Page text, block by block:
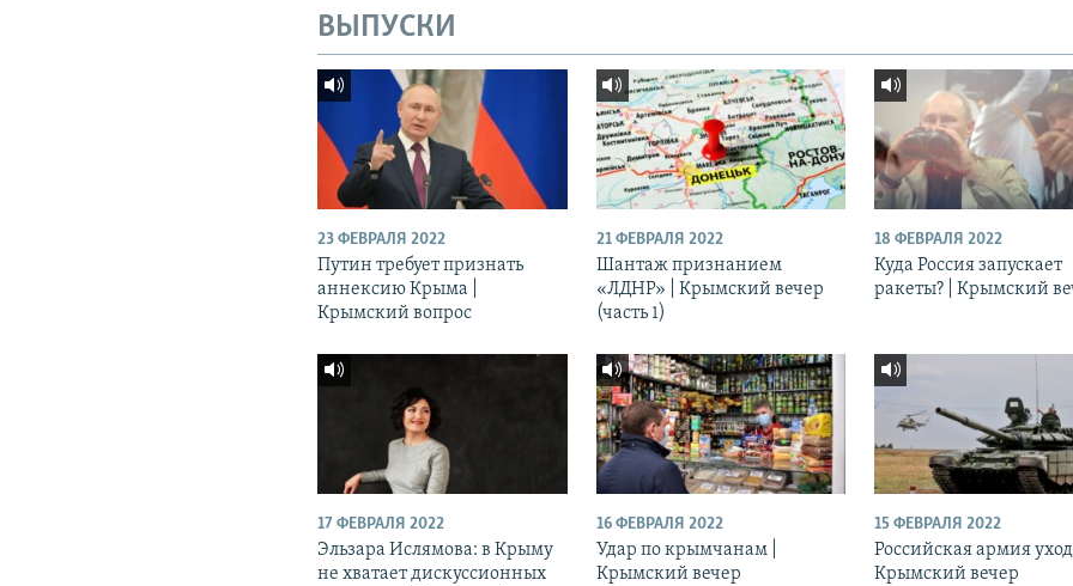
ВЫПУСКИ
23 ФЕВРАЛЯ 2022
Путин требует признать
аннексию Крыма |
Крымский вопрос
21 ФЕВРАЛЯ 2022
Шантаж признанием
«ЛДНР» | Крымский вечер
(часть 1)
18 ФЕВРАЛЯ 2022
Куда Россия запускает
ракеты? | Крымский
17 ФЕВРАЛЯ 2022
Эльзара Ислямова: в Крыму
не хватает дискуссионных
16 ФЕВРАЛЯ 2022
Удар по крымчанам |
Крымский вечер
15 ФЕВРАЛЯ 2022
Российская армия
Крымский вечер